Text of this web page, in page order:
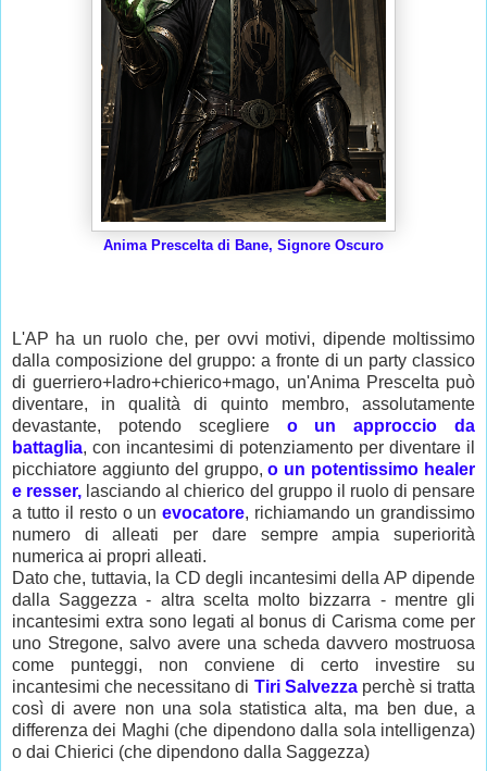
Anima Prescelta di Bane, Signore Oscuro
L'AP ha un ruolo che, per ovvi motivi, dipende moltissimo
dalla composizione del gruppo: a fronte di un party classico
di guerriero+ladro+chierico+mago, un'Anima Prescelta può
diventare, in qualità di quinto membro, assolutamente
devastante, potendo scegliere o un approccio da
battaglia, con incantesimi di potenziamento per diventare il
picchiatore aggiunto del gruppo,o un potentissimo healer
e resser, lasciando al chierico del gruppo il ruolo di pensare
a tutto il resto o unevocatore, richiamando un grandissimo
numero di alleati per dare sempre ampia superiorità
numerica ai propri alleati.
Dato che, tuttavia, la CD degli incantesimi della AP dipende
dalla Saggezza - altra scelta molto bizzarra - mentre gli
incantesimi extra sono legati al bonus di Carisma come per
uno Stregone, salvo avere una scheda davvero mostruosa
come punteggi, non conviene di certo investire su
incantesimi che necessitano di Tiri Salvezzaperchè si tratta
così di avere non una sola statistica alta, ma ben due, a
differenza dei Maghi (che dipendono dalla sola intelligenza)
o dai Chierici (che dipendono dalla Saggezza)